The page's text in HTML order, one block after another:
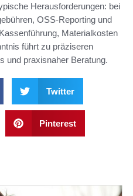
Herausforderungen: bei
OSS‑Reporting und
Materialkosten
führt zu präziseren
und praxisnaher Beratung.
Twitter
Pinterest